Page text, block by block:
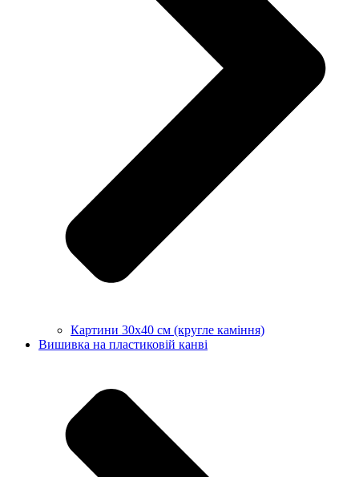
Картини 30х40 см (кругле каміння)
Вишивка на пластиковій канві